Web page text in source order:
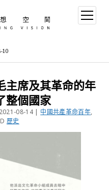
10
主席及其革命的年
整個國家
08-14 | 中國共產革命百年,
歷史